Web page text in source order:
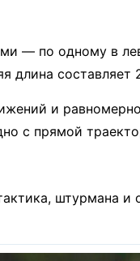
— по одному в
длина составляет
и
с прямой
штурмана и